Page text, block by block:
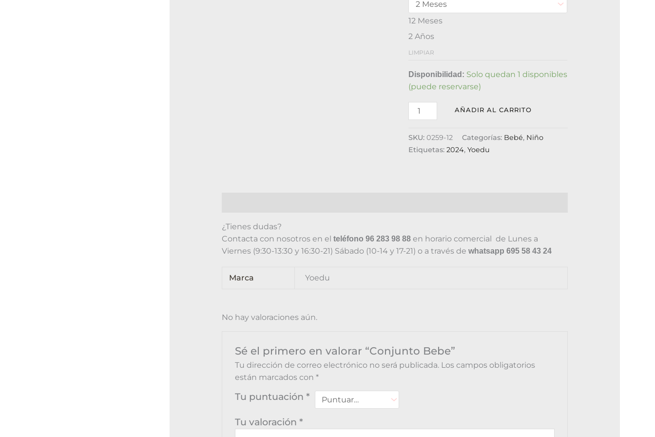
12 Meses
2 Años
LIMPIAR
Disponibilidad: Solo quedan 1 disponibles
(puede reservarse)
AÑADIR AL CARRITO
SKU: 0259-12 Categorías: Bebé, Niño
Etiquetas:2024,Yoedu
¿Tienes dudas?
Contacta con nosotros en el teléfono 96 283 98 88en horario comercial de Lunes a
Viernes (9:30-13:30 y 16:30-21) Sábado (10-14 y 17-21) o a través de whatsapp 695 58 43 24
Marca Yoedu
No hay valoraciones aún.
Sé el primero en valorar “Conjunto Bebe”
Tu dirección de correo electrónico no será publicada. Los campos obligatorios
están marcados con*
Tu puntuación*
Tu valoración*